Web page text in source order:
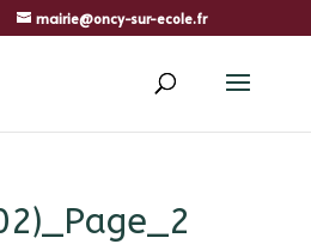
mairie@oncy-sur-ecole.fr